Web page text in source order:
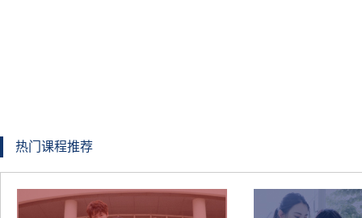
热门课程推荐